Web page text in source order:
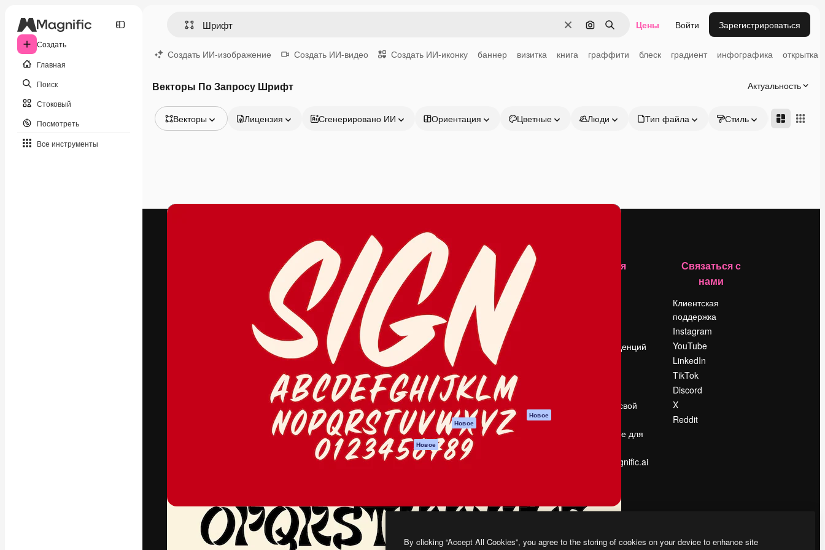
Создать
Главная
Поиск
Стоковый
Посмотреть
Все инструменты
ОчиститьПоиск по изображению
Поиск Цены Войти Зарегистрироваться
Создать ИИ-изображение Создать ИИ-видео Создать ИИ-иконку баннер визитка книга граффити блеск градиент инфографика открытка
Векторы По Запросу Шрифт Актуальность
Векторы
Видео
Лицензия Сгенерировано ИИ Ориентация Цветные Люди Тип файла Стиль Адвансд
Креативная платформа для создания
ваших лучших работ. Более 1 миллиона
подписчиков среди креаторов,
предприятий, агентств и студий.
Pусский
Продукция
Spaces
ИИ-помощник
Генератор
изображений ИИ
Генератор видео
Генератор голоса
на основе ИИ
Стоковый контент
MCP для
Claude/ChatGPT
Новое
Агенты Новое
API
Magnific
Начать
Academy
Документация по
Пакету ИИ
Служба
поддержки
Условия и
положения
Политика
конфиденциальности
Оригиналы
Новое
Политика файлов
Компания
Поиск тенденций
Продайте свой
Помещение для
Ищете magnific.ai
Связаться с
нами
Клиентская
поддержка
Instagram
YouTube
LinkedIn
TikTok
Discord
X
Reddit
By clicking “Accept All Cookies”, you agree to the storing of cookies on your device to enhance site